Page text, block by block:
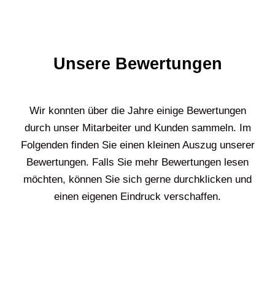
Unsere Bewertungen
Wir konnten über die Jahre einige Bewertungen
durch unser Mitarbeiter und Kunden sammeln. Im
Folgenden finden Sie einen kleinen Auszug unserer
Bewertungen. Falls Sie mehr Bewertungen lesen
möchten, können Sie sich gerne durchklicken und
einen eigenen Eindruck verschaffen.